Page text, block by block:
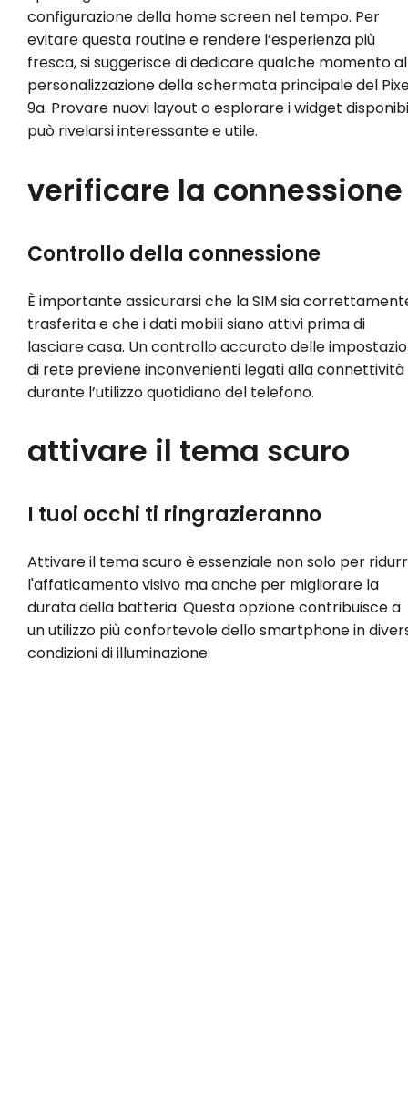
configurazione della home screen nel tempo. Per
evitare questa routine e rendere l’esperienza più
fresca, si suggerisce di dedicare qualche momento
personalizzazione della schermata principale del
9a. Provare nuovi layout o esplorare i widget
può rivelarsi interessante e utile.
verificare la connessione
Controllo della connessione
È importante assicurarsi che la SIM sia
trasferita e che i dati mobili siano attivi prima di
lasciare casa. Un controllo accurato delle
di rete previene inconvenienti legati alla connettività
durante l’utilizzo quotidiano del telefono.
attivare il tema scuro
I tuoi occhi ti ringrazieranno
Attivare il tema scuro è essenziale non solo per
l'affaticamento visivo ma anche per migliorare la
durata della batteria. Questa opzione contribuisce a
un utilizzo più confortevole dello smartphone in
condizioni di illuminazione.